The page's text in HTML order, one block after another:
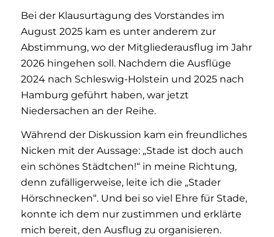
Bei der Klausurtagung des Vorstandes im
August 2025 kam es unter anderem zur
Abstimmung, wo der Mitgliederausflug im Jahr
2026 hingehen soll. Nachdem die Ausflüge
2024 nach Schleswig-Holstein und 2025 nach
Hamburg geführt haben, war jetzt
Niedersachen an der Reihe.
Während der Diskussion kam ein freundliches
Nicken mit der Aussage: „Stade ist doch auch
ein schönes Städtchen!“ in meine Richtung,
denn zufälligerweise, leite ich die „Stader
Hörschnecken“. Und bei so viel Ehre für Stade,
konnte ich dem nur zustimmen und erklärte
mich bereit, den Ausflug zu organisieren.